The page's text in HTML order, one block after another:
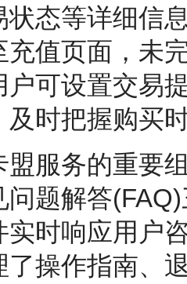
状态等详细信
充值页面，未
户可设置交易
及时把握购买
盟服务的重要
问题解答
实时响应用户
了操作指南、